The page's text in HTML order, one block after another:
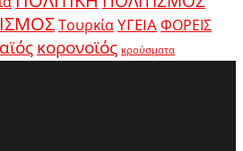
ΤουρκίαΥΓΕΙΑΦΟΡΕΙΣ
κορονοϊός κρούσματα